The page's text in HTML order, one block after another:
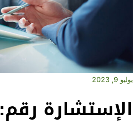
يوليو 9, 2023
الإستشارة رقم: 2023/013